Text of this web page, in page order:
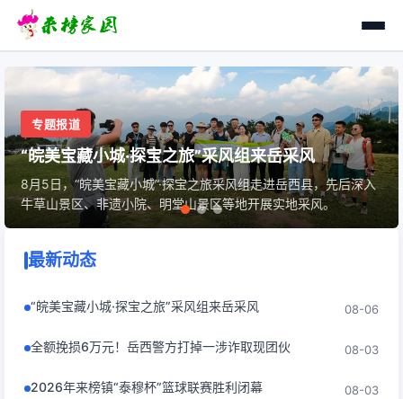
专题报道
2026年来榜镇“泰穆杯”篮球联赛胜利闭幕
7月30日晚，2026年来榜镇“泰穆杯”篮球联赛经过为期8天36场
的紧张激烈角逐，圆满完成了各项赛事，顺利落下帷幕。
最新动态
“皖美宝藏小城·探宝之旅”采风组来岳采风 08-06
全额挽损6万元！岳西警方打掉一涉诈取现团伙 08-03
2026年来榜镇“泰穆杯”篮球联赛胜利闭幕 08-03